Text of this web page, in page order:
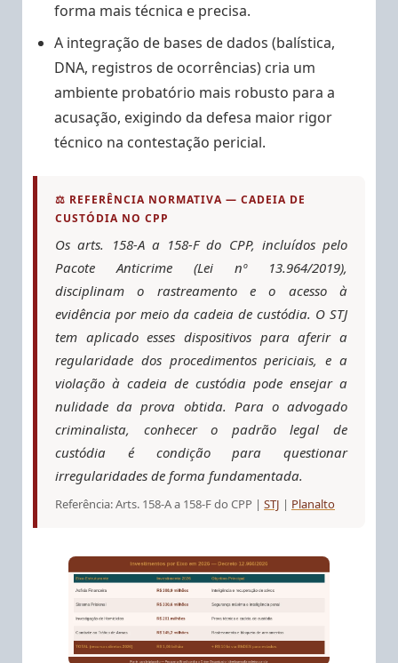
forma mais técnica e precisa.
A integração de bases de dados (balística,
DNA, registros de ocorrências) cria um
ambiente probatório mais robusto para a
acusação, exigindo da defesa maior rigor
técnico na contestação pericial.
⚖️ REFERÊNCIA NORMATIVA — CADEIA DE
CUSTÓDIA NO CPP
Os arts. 158-A a 158-F do CPP, incluídos pelo
Pacote Anticrime (Lei nº 13.964/2019),
disciplinam o rastreamento e o acesso à
evidência por meio da cadeia de custódia. O STJ
tem aplicado esses dispositivos para aferir a
regularidade dos procedimentos periciais, e a
violação à cadeia de custódia pode ensejar a
nulidade da prova obtida. Para o advogado
criminalista, conhecer o padrão legal de
custódia é condição para questionar
irregularidades de forma fundamentada.
Referência: Arts. 158-A a 158-F do CPP | STJ | Planalto